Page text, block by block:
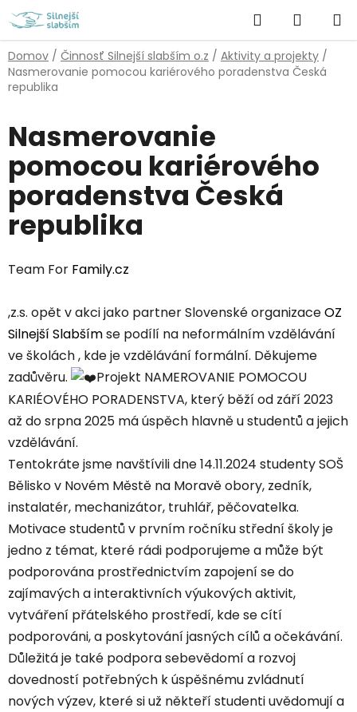
Prejsť
na
obsah
Hľadať
KOŠÍK
Domov / Činnosť Silnejší slabším o.z / Aktivity a projekty /
Nasmerovanie pomocou kariérového poradenstva Česká
republika
Nasmerovanie
pomocou kariérového
poradenstva Česká
republika
Team For Family.cz
,z.s. opět v akci jako partner Slovenské organizaceOZ
Silnejší Slabšímse podílí na neformálním vzdělávání
ve školách , kde je vzdělávání formální. Děkujeme
zadůvěru.
Projekt NAMEROVANIE POMOCOU
KARIÉOVÉHO PORADENSTVA, který běží od září 2023
až do srpna 2025 má úspěch hlavně u studentů a jejich
vzdělávání.
Tentokráte jsme navštívili dne 14.11.2024 studenty SOŠ
Bělisko v Novém Městě na Moravě obory, zedník,
instalatér, mechanizátor, truhlář, pěčovatelka.
Motivace studentů v prvním ročníku střední školy je
jedno z témat, které rádi podporujeme a může být
podporována prostřednictvím zapojení se do
zajímavých a interaktivních výukových aktivit,
vytváření přátelského prostředí, kde se cítí
podporováni, a poskytování jasných cílů a očekávání.
Důležitá je také podpora sebevědomí a rozvoj
dovedností potřebných k úspěšnému zvládnutí
nových výzev, které si už někteří studenti uvědomují a